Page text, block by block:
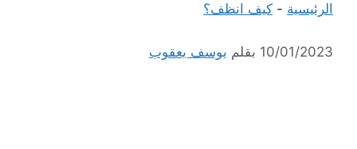
الرئيسية - كيف انظف؟
10/01/2023 بقلم يوسف يعقوب